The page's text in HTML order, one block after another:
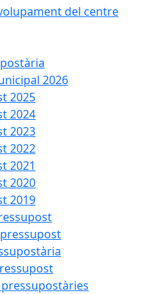
del centre
2026
2025
2024
2023
2022
2021
2020
2019